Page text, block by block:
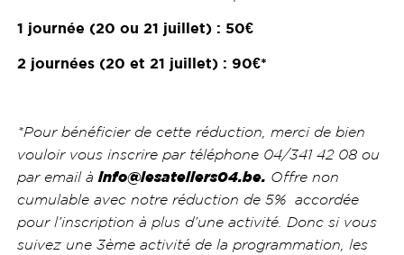
1 journée (20 ou 21 juillet) : 50€
2 journées (20 et 21 juillet) : 90€*
*Pour bénéficier de cette réduction, merci de bien
vouloir vous inscrire par téléphone 04/341 42 08 ou
par email àinfo@lesateliers04.be. Offre non
cumulable avec notre réduction de 5% accordée
pour l’inscription à plus d’une activité. Donc si vous
suivez une 3ème activité de la programmation, les